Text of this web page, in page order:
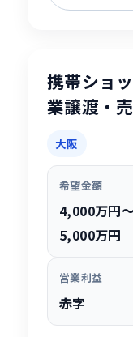
携帯ショ
業譲渡・
大阪
希望金額
4,000万円
5,000万円
営業利益
赤字